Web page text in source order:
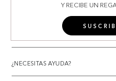
Y RECIBE UN
¿NECESITAS AYUDA?